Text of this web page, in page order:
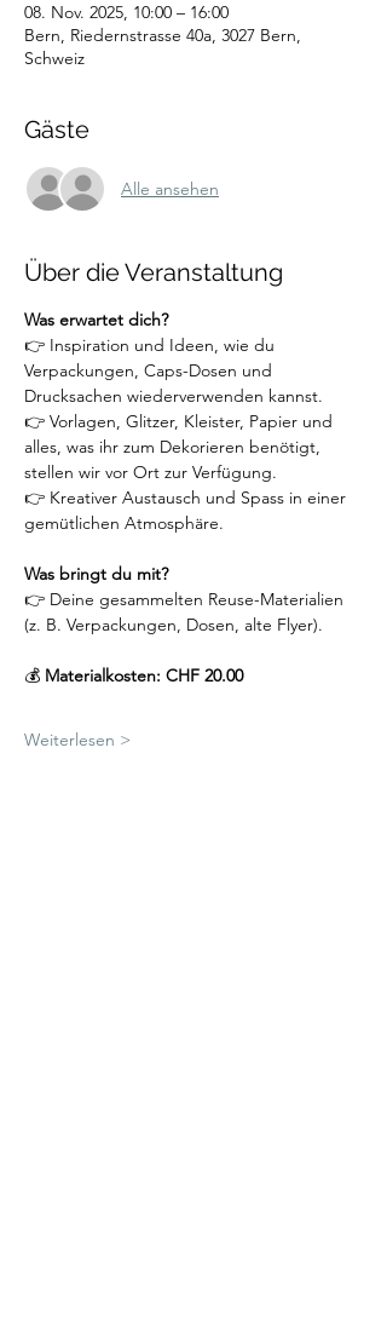
08. Nov. 2025, 10:00 – 16:00
Bern, Riedernstrasse 40a, 3027 Bern,
Schweiz
Gäste
Alle ansehen
Über die Veranstaltung
Was erwartet dich?
👉 Inspiration und Ideen, wie du
Verpackungen, Caps-Dosen und
Drucksachen wiederverwenden kannst.
👉 Vorlagen, Glitzer, Kleister, Papier und
alles, was ihr zum Dekorieren benötigt,
stellen wir vor Ort zur Verfügung.
👉 Kreativer Austausch und Spass in einer
gemütlichen Atmosphäre.
Was bringt du mit?
👉 Deine gesammelten Reuse-Materialien
(z. B. Verpackungen, Dosen, alte Flyer).
💰 Materialkosten: CHF 20.00
Weiterlesen >